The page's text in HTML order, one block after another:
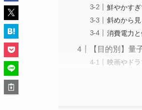
鮮やかす
斜めから
消費電力
【目的別】量
映画やド